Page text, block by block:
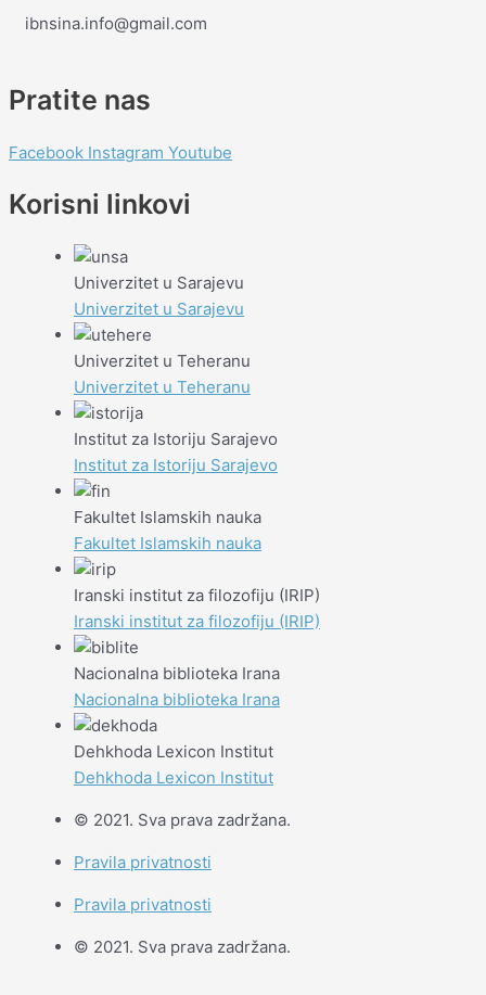
ibnsina.info@gmail.com
Pratite nas
Facebook Instagram Youtube
Korisni linkovi
Univerzitet u Sarajevu
Univerzitet u Sarajevu
Univerzitet u Teheranu
Univerzitet u Teheranu
Institut za Istoriju Sarajevo
Institut za Istoriju Sarajevo
Fakultet Islamskih nauka
Fakultet Islamskih nauka
Iranski institut za filozofiju (IRIP)
Iranski institut za filozofiju (IRIP)
Nacionalna biblioteka Irana
Nacionalna biblioteka Irana
Dehkhoda Lexicon Institut
Dehkhoda Lexicon Institut
© 2021. Sva prava zadržana.
Pravila privatnosti
Pravila privatnosti
© 2021. Sva prava zadržana.